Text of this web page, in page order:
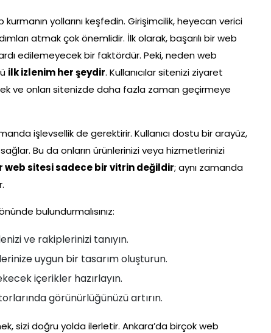
yollarını keşfedin. Girişimcilik, heyecan verici
atmak çok önemlidir. İlk olarak, başarılı bir web
edilemeyecek bir faktördür. Peki, neden web
ilk izlenim her şeydir. Kullanıcılar sitenizi ziyaret
ve onları sitenizde daha fazla zaman geçirmeye
işlevsellik de gerektirir. Kullanıcı dostu bir arayüz,
Bu da onların ürünlerinizi veya hizmetlerinizi
web sitesi sadece bir vitrin değildir; aynı zamanda
bulundurmalısınız:
ve rakiplerinizi tanıyın.
uygun bir tasarım oluşturun.
içerikler hazırlayın.
görünürlüğünüzü artırın.
sizi doğru yolda ilerletir. Ankara’da birçok web